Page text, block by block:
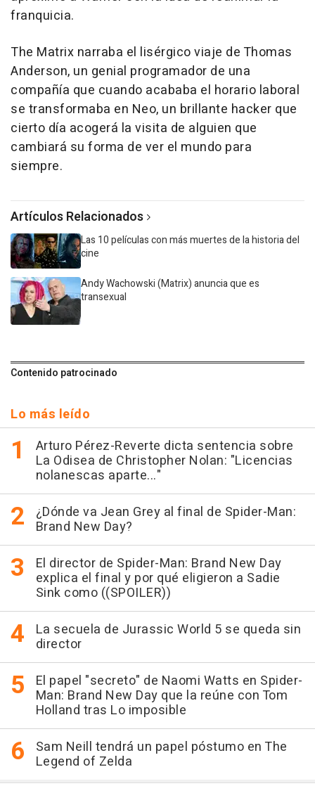
franquicia.
The Matrix narraba el lisérgico viaje de Thomas
Anderson, un genial programador de una
compañía que cuando acababa el horario laboral
se transformaba en Neo, un brillante hacker que
cierto día acogerá la visita de alguien que
cambiará su forma de ver el mundo para
siempre.
Artículos Relacionados
Las 10 películas con más muertes de la historia del
cine
Andy Wachowski (Matrix) anuncia que es
transexual
Contenido patrocinado
Lo más leído
Arturo Pérez-Reverte dicta sentencia sobre
La Odisea de Christopher Nolan: "Licencias
nolanescas aparte..."
¿Dónde va Jean Grey al final de Spider-Man:
Brand New Day?
El director de Spider-Man: Brand New Day
explica el final y por qué eligieron a Sadie
Sink como ((SPOILER))
La secuela de Jurassic World 5 se queda sin
director
El papel "secreto" de Naomi Watts en Spider-
Man: Brand New Day que la reúne con Tom
Holland tras Lo imposible
Sam Neill tendrá un papel póstumo en The
Legend of Zelda